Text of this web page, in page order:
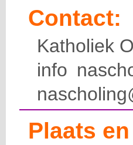
Contact:
Katholiek
info
Plaats